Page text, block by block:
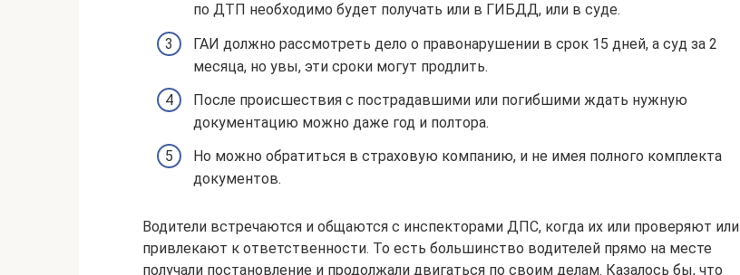
по ДТП необходимо будет получать или в ГИБДД, или в суде.
ГАИ должно рассмотреть дело о правонарушении в срок 15 дней, а суд за 2
месяца, но увы, эти сроки могут продлить.
После происшествия с пострадавшими или погибшими ждать нужную
документацию можно даже год и полтора.
Но можно обратиться в страховую компанию, и не имея полного комплекта
документов.
Водители встречаются и общаются с инспекторами ДПС, когда их или проверяют или
привлекают к ответственности. То есть большинство водителей прямо на месте
получали постановление и продолжали двигаться по своим делам. Казалось бы, что